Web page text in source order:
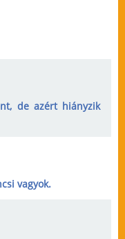
de azért hiányzik
vagyok.